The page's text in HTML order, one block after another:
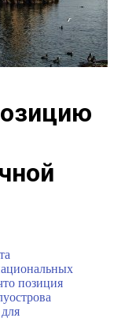
позиция